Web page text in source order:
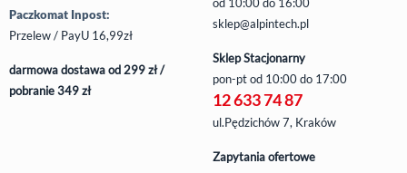
Paczkomat Inpost:
Przelew / PayU 16,99zł
darmowa dostawa od 299 zł /
pobranie 349 zł
sklep@alpintech.pl
Sklep Stacjonarny
pon-ptod 10:00 do 17:00
12 633 74 87
ul.Pędzichów 7, Kraków
Zapytania ofertowe